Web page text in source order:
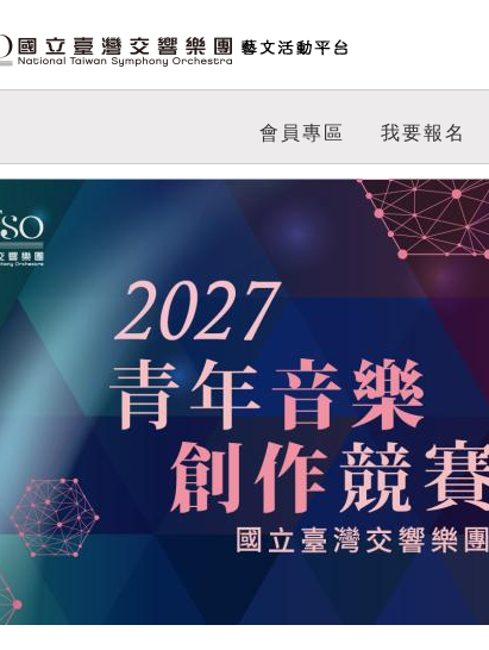
會員專區 我要報名
Previous